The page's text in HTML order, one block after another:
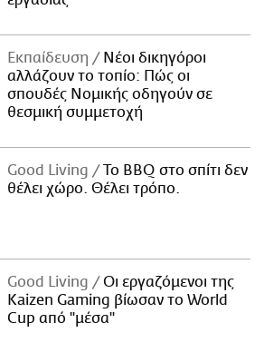
Εκπαίδευση
Νέοι δικηγόροι
αλλάζουν το τοπίο: Πώς οι
σπουδές Νομικής οδηγούν σε
θεσμική συμμετοχή
Good Living
Το BBQ στο σπίτι δεν
θέλει χώρο. Θέλει τρόπο.
Good Living
Οι εργαζόμενοι της
Kaizen Gaming βίωσαν το World
Cup από "μέσα"